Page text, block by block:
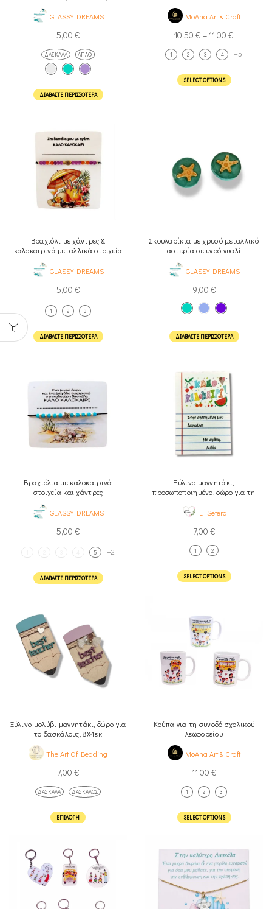
GLASSY DREAMS
5,00 €
ΔΑΣΚΆΛΑ ΑΠΛΌ
ΔΙΑΒΆΣΤΕ ΠΕΡΙΣΣΌΤΕΡΑ
MoAna Art & Craft
10,50 € –11,00 €
1 2 3 4 +5
SELECT OPTIONS
Βραχιόλι με χάντρες &
καλοκαιρινά μεταλλικά στοιχεία
GLASSY DREAMS
5,00 €
1 2 3
ΔΙΑΒΆΣΤΕ ΠΕΡΙΣΣΌΤΕΡΑ
Σκουλαρίκια με χρυσό μεταλλικό
αστερία σε υγρό γυαλί
GLASSY DREAMS
9,00 €
ΔΙΑΒΆΣΤΕ ΠΕΡΙΣΣΌΤΕΡΑ
Βραχιόλια με καλοκαιρινά
στοιχεία και χάντρες
GLASSY DREAMS
5,00 €
5 +2
ΔΙΑΒΆΣΤΕ ΠΕΡΙΣΣΌΤΕΡΑ
Ξύλινο μαγνητάκι,
προσωποποιημένο, δώρο για τη
ETSetera
7,00 €
1 2
SELECT OPTIONS
Ξύλινο μολύβι μαγνητάκι, δώρο για
το δασκάλους, 8Χ4εκ
The Art Of Beading
7,00 €
ΔΑΣΚΆΛΑ ΔΆΣΚΑΛΟΣ
ΕΠΙΛΟΓΉ
Κούπα για τη συνοδό σχολικού
λεωφορείου
MoAna Art & Craft
11,00 €
1 2 3
SELECT OPTIONS